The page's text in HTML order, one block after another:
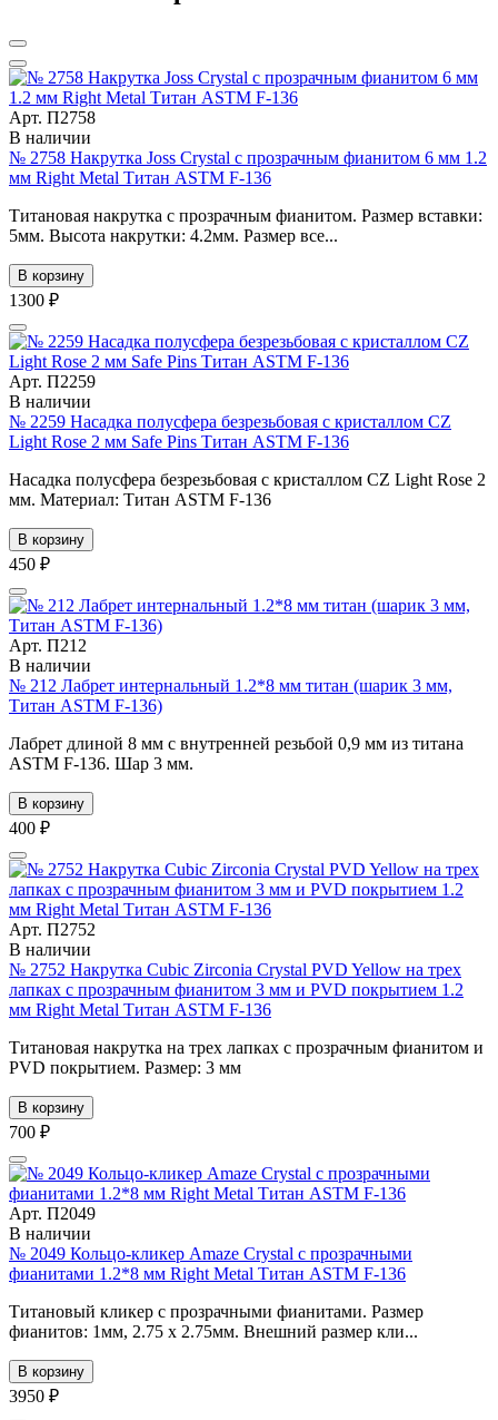
Арт. П2758
В наличии
№ 2758 Накрутка Joss Crystal с прозрачным фианитом 6 мм 1.2
мм Right Metal Титан ASTM F-136
Титановая накрутка с прозрачным фианитом. Размер вставки:
5мм. Высота накрутки: 4.2мм. Размер все...
В корзину
1300 ₽
Арт. П2259
В наличии
№ 2259 Насадка полусфера безрезьбовая с кристаллом CZ
Light Rose 2 мм Safe Pins Титан ASTM F-136
Насадка полусфера безрезьбовая с кристаллом CZ Light Rose 2
мм. Материал: Титан ASTM F-136
В корзину
450 ₽
Арт. П212
В наличии
№ 212 Лабрет интернальный 1.2*8 мм титан (шарик 3 мм,
Титан ASTM F-136)
Лабрет длиной 8 мм с внутренней резьбой 0,9 мм из титана
ASTM F-136. Шар 3 мм.
В корзину
400 ₽
Арт. П2752
В наличии
№ 2752 Накрутка Cubic Zirconia Crystal PVD Yellow на трех
лапках с прозрачным фианитом 3 мм и PVD покрытием 1.2
мм Right Metal Титан ASTM F-136
Титановая накрутка на трех лапках с прозрачным фианитом и
PVD покрытием. Размер: 3 мм
В корзину
700 ₽
Арт. П2049
В наличии
№ 2049 Кольцо-кликер Amaze Crystal с прозрачными
фианитами 1.2*8 мм Right Metal Титан ASTM F-136
Титановый кликер с прозрачными фианитами. Размер
фианитов: 1мм, 2.75 x 2.75мм. Внешний размер кли...
В корзину
3950 ₽